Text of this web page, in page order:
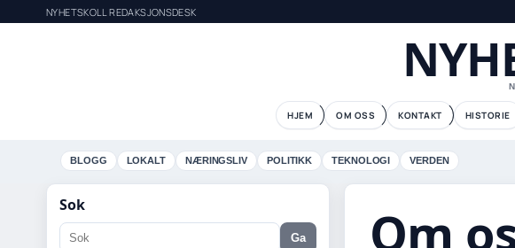
NYHETSKOLL REDAKSJONSDESK
HJEM OM OSS KONTAKT HISTORIE
BLOGG LOKALT NÆRINGSLIV POLITIKK TEKNOLOGI VERDEN
Om
Sok
Ga